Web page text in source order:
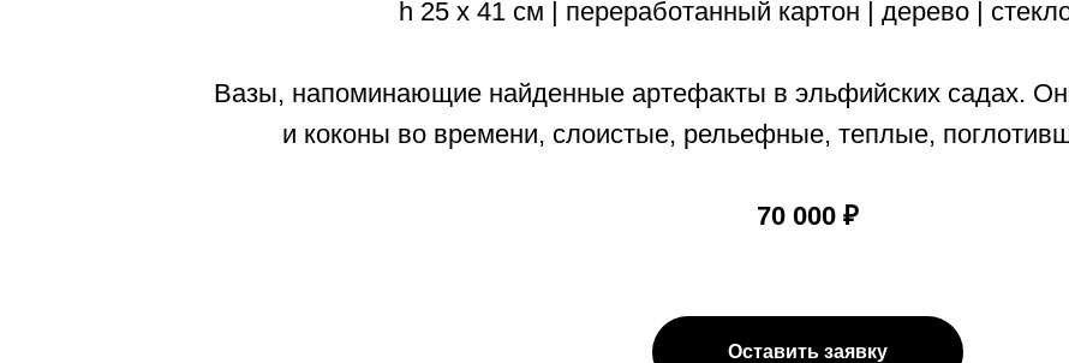
h 25 х 41 см | переработанный картон | дерево |
Вазы, напоминающие найденные артефакты в эльфийских садах.
и коконы во времени, слоистые, рельефные, теплые,
70 000 ₽
Оставить заявку